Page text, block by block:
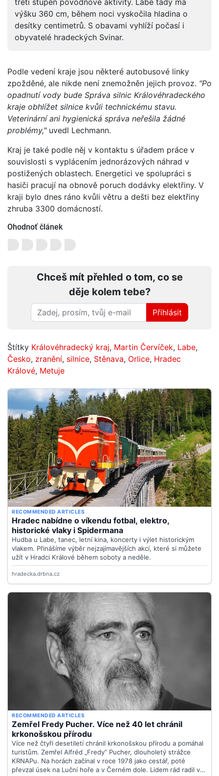
třetí stupeň povodňové aktivity. Labe tady má
výšku 360 cm, během noci vyskočila hladina o
desítky centimetrů. S obavami vyhlíží počasí i
obyvatelé hradeckých Svinar.
Podle vedení kraje jsou některé autobusové linky
zpožděné, ale nikde není znemožněn jejich provoz. "Po
opadnutí vody bude Správa silnic Královéhradeckého
kraje obhlížet silnice kvůli technickému stavu.
Veterinární ani hygienická správa neřešila žádné
problémy,"uvedl Lechmann.
Kraj je také podle něj v kontaktu s úřadem práce v
souvislosti s vyplácením jednorázových náhrad v
postižených oblastech. Energetici ve spolupráci s
hasiči pracují na obnově poruch dodávky elektřiny. V
kraji bylo dnes ráno kvůli větru a dešti bez elektřiny
zhruba 3300 domácností.
Ohodnoť článek
Chceš mít přehled o tom, co se
děje kolem tebe?
Přihlásit
Štítky Královéhradecký kraj, Martin Červíček, Labe,
Česko, zranění, silnice, Stěnava, Orlice, Hradec
Králové, Metuje